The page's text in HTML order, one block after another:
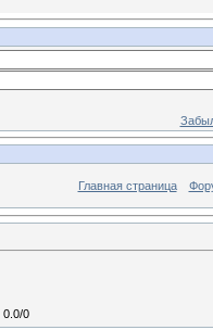
Главная страница
0.0/0